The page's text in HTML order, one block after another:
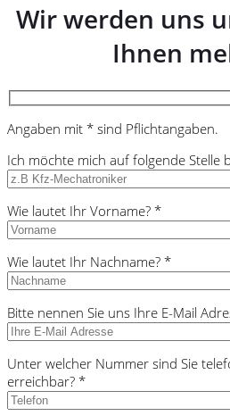
Wir werden uns
Ihnen
Angaben mit * sind Pflichtangaben.
Ich möchte mich auf folgende Stelle
Wie lautet Ihr Vorname? *
Wie lautet Ihr Nachname? *
Bitte nennen Sie uns Ihre E-Mail
Unter welcher Nummer sind Sie
erreichbar? *